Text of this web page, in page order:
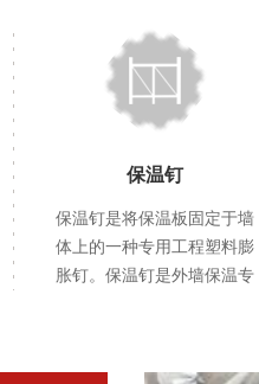
保温钉
保温钉是将保温板固定于墙
体上的一种专用工程塑料膨
胀钉。保温钉是外墙保温专